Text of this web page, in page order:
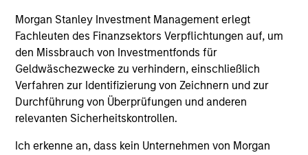
Morgan Stanley Investment Management erlegt
Fachleuten des Finanzsektors Verpflichtungen auf, um
den Missbrauch von Investmentfonds für
Geldwäschezwecke zu verhindern, einschließlich
Verfahren zur Identifizierung von Zeichnern und zur
Durchführung von Überprüfungen und anderen
relevanten Sicherheitskontrollen.
Ich erkenne an, dass kein Unternehmen von Morgan
and investment considerations shaping the
asset class.
04-AUG-2026